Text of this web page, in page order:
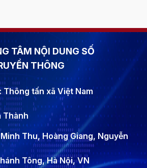
TÂM NỘI DUNG SỐ
THÔNG
Thông tấn xã Việt Nam
Thành
Thu, Hoàng Giang, Nguyễn
Tông, Hà Nội, VN